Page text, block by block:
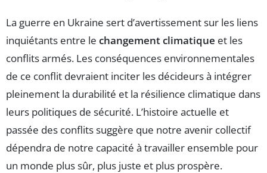
La guerre en Ukraine sert d’avertissement sur les liens
inquiétants entre le changement climatique et les
conflits armés. Les conséquences environnementales
de ce conflit devraient inciter les décideurs à intégrer
pleinement la durabilité et la résilience climatique dans
leurs politiques de sécurité. L’histoire actuelle et
passée des conflits suggère que notre avenir collectif
dépendra de notre capacité à travailler ensemble pour
un monde plus sûr, plus juste et plus prospère.